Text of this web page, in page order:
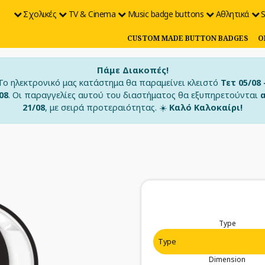
Σχολικές TV & Cinema Music badge buttons Αθλητικά
CUSTOM MADE BUTTON BADGES
Πάμε Διακοπές!
ηλεκτρονικό μας κατάστημα θα παραμείνει κλειστό Τετ 05/08
. Οι παραγγελίες αυτού του διαστήματος θα εξυπηρετούνται
21/08, με σειρά προτεραιότητας. ☀️ Καλό Καλοκαίρι!
Type
Dimension